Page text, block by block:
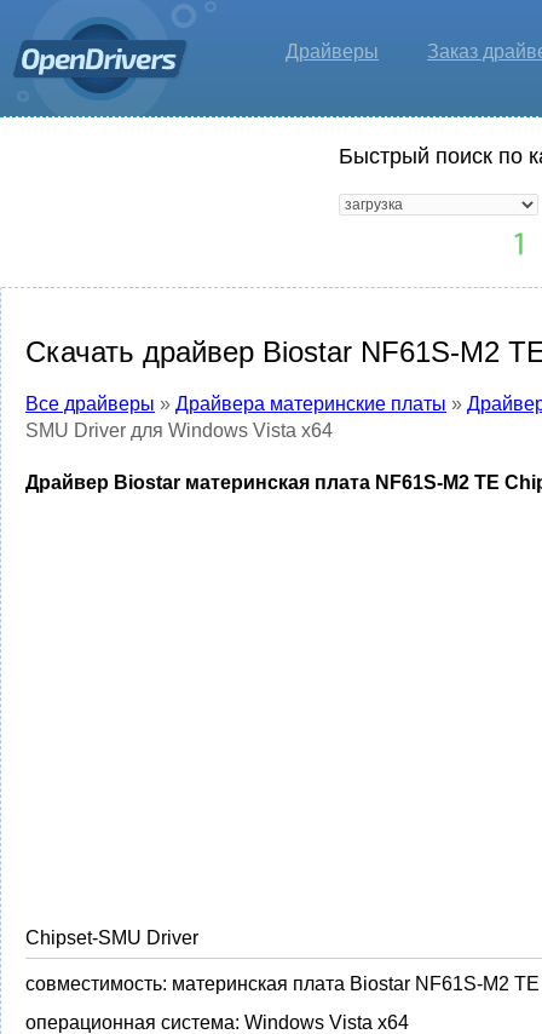
Драйверы Заказ
Быстрый поиск по
Скачать драйвер Biostar NF61S-M2
Все драйверы » Драйвера материнские платы »
SMU Driver для Windows Vista x64
Драйвер Biostar материнская плата NF61S-M2 TE
Chipset-SMU Driver
совместимость: материнская плата Biostar NF61S-M2 TE
операционная система: Windows Vista x64